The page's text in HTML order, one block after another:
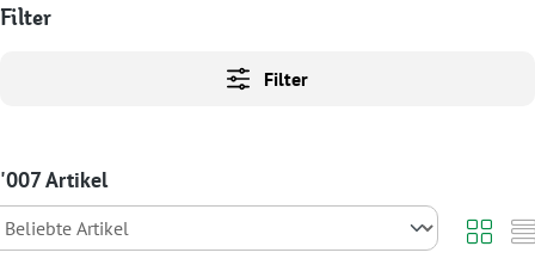
Filter
Filter
Artikel